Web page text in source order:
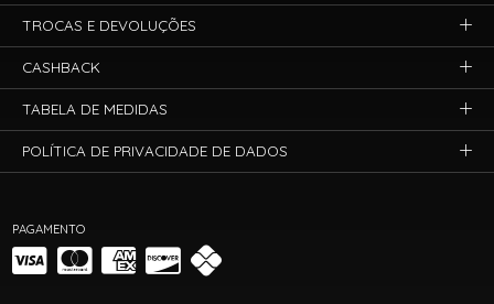
PAGAMENTO
TROCAS E DEVOLUÇÕES
CASHBACK
TABELA DE MEDIDAS
POLÍTICA DE PRIVACIDADE DE DADOS